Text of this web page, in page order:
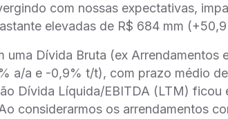
com nossas expectativas,
elevadas de R$ 684 mm
uma Dívida Bruta (ex Arrendamentos
a/a e -0,9% t/t), com prazo médio
Dívida Líquida/EBITDA (LTM) ficou
considerarmos os arrendamentos